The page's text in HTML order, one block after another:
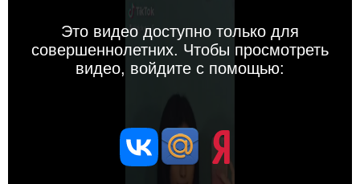
Это видео доступно только для
совершеннолетних. Чтобы просмотреть
видео, войдите с помощью: